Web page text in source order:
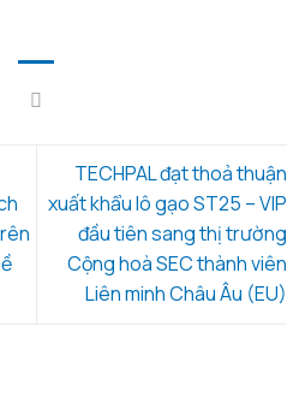
TECHPAL đạt thoả thuận
xuất khẩu lô gạo ST25 – VIP
đầu tiên sang thị trường
Cộng hoà SEC thành viên
Liên minh Châu Âu (EU)